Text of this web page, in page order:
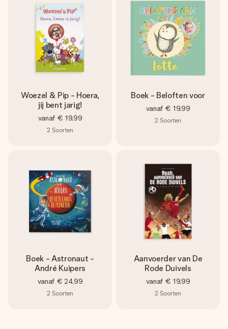
Woezel & Pip - Hoera,
jij bent jarig!
vanaf € 19,99
2 Soorten
Boek - Beloften voor
vanaf € 19,99
2 Soorten
Boek - Astronaut -
André Kuipers
vanaf € 24,99
2 Soorten
Aanvoerder van De
Rode Duivels
vanaf € 19,99
2 Soorten